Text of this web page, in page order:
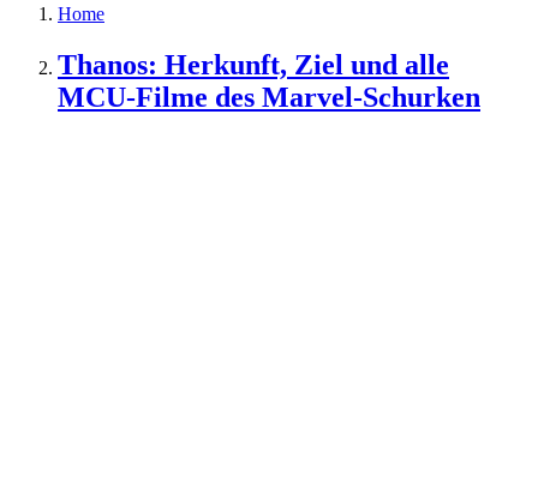
Home
Thanos: Herkunft, Ziel und alle
MCU-Filme des Marvel-Schurken